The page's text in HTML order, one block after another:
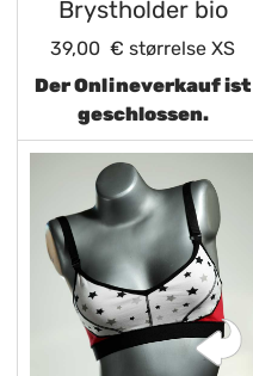
Brystholder bio
39,00 € størrelse XS
Der Onlineverkauf ist
geschlossen.